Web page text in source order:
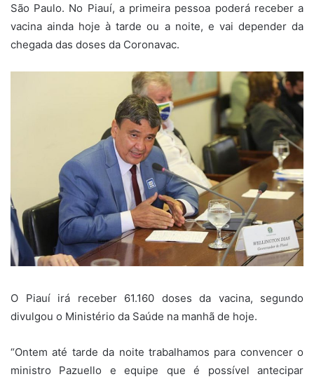
São Paulo. No Piauí, a primeira pessoa poderá receber a
vacina ainda hoje à tarde ou a noite, e vai depender da
chegada das doses da Coronavac.
O Piauí irá receber 61.160 doses da vacina, segundo
divulgou o Ministério da Saúde na manhã de hoje.
“Ontem até tarde da noite trabalhamos para convencer o
ministro Pazuello e equipe que é possível antecipar